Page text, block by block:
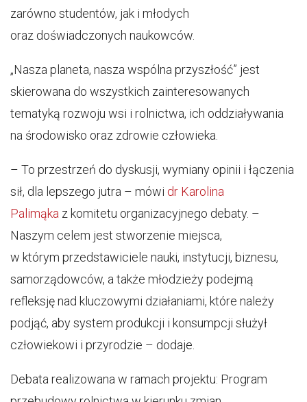
zarówno studentów, jak i młodych
oraz doświadczonych naukowców.
„Nasza planeta, nasza wspólna przyszłość” jest
skierowana do wszystkich zainteresowanych
tematyką rozwoju wsi i rolnictwa, ich oddziaływania
na środowisko oraz zdrowie człowieka.
– To przestrzeń do dyskusji, wymiany opinii i łączenia
sił, dla lepszego jutra – mówi dr Karolina
Palimąka z komitetu organizacyjnego debaty. –
Naszym celem jest stworzenie miejsca,
w którym przedstawiciele nauki, instytucji, biznesu,
samorządowców, a także młodzieży podejmą
refleksję nad kluczowymi działaniami, które należy
podjąć, aby system produkcji i konsumpcji służył
człowiekowi i przyrodzie – dodaje.
Debata realizowana w ramach projektu: Program